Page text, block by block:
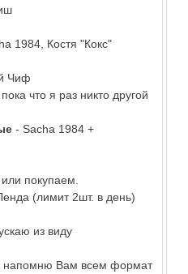
1984, Костя "Кокс"
Чиф
что я раз никто другой
- Sacha 1984 +
покупаем.
(лимит 2шт. в день)
из виду
напомню Вам всем формат